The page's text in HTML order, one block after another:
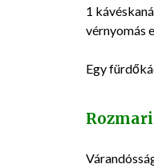
1
vérnyomás
Egy